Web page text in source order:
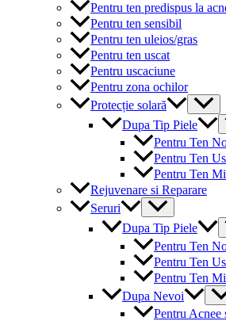
Pentru ten predispus la
Pentru ten sensibil
Pentru ten uleios/gras
Pentru ten uscat
Pentru uscaciune
Pentru zona ochilor
Protecție solară
Menu
Toggle
Dupa Tip Piele
Pentru Ten
Pentru Ten
Pentru Ten
Rejuvenare si Reparare
Seruri
Menu
Toggle
Dupa Tip Piele
Pentru Ten
Pentru Ten
Pentru Ten
Dupa Nevoi
Pentru Acnee